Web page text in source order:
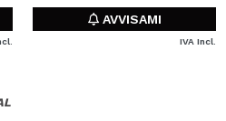
AVVISAMI
IVA Incl.